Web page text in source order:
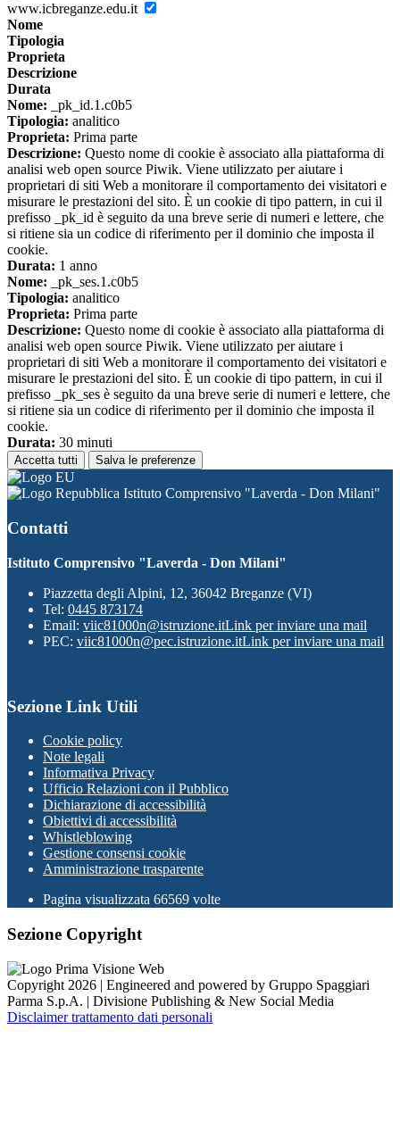
www.icbreganze.edu.it
Nome
Tipologia
Proprieta
Descrizione
Durata
Nome: _pk_id.1.c0b5
Tipologia: analitico
Proprieta: Prima parte
Descrizione: Questo nome di cookie è associato alla piattaforma di
analisi web open source Piwik. Viene utilizzato per aiutare i
proprietari di siti Web a monitorare il comportamento dei visitatori e
misurare le prestazioni del sito. È un cookie di tipo pattern, in cui il
prefisso _pk_id è seguito da una breve serie di numeri e lettere, che
si ritiene sia un codice di riferimento per il dominio che imposta il
cookie.
Durata: 1 anno
Nome: _pk_ses.1.c0b5
Tipologia: analitico
Proprieta: Prima parte
Descrizione: Questo nome di cookie è associato alla piattaforma di
analisi web open source Piwik. Viene utilizzato per aiutare i
proprietari di siti Web a monitorare il comportamento dei visitatori e
misurare le prestazioni del sito. È un cookie di tipo pattern, in cui il
prefisso _pk_ses è seguito da una breve serie di numeri e lettere, che
si ritiene sia un codice di riferimento per il dominio che imposta il
cookie.
Durata: 30 minuti
Accetta tutti Salva le preferenze
Istituto Comprensivo "Laverda - Don Milani"
Contatti
Istituto Comprensivo "Laverda - Don Milani"
Piazzetta degli Alpini, 12, 36042 Breganze (VI)
Tel: 0445 873174
Email: viic81000n@istruzione.itLink per inviare una mail
PEC: viic81000n@pec.istruzione.itLink per inviare una mail
Sezione Link Utili
Cookie policy
Note legali
Informativa Privacy
Ufficio Relazioni con il Pubblico
Dichiarazione di accessibilità
Obiettivi di accessibilità
Whistleblowing
Gestione consensi cookie
Amministrazione trasparente
Pagina visualizzata 66569 volte
Sezione Copyright
Copyright 2026 | Engineered and powered by Gruppo Spaggiari
Parma S.p.A. | Divisione Publishing & New Social Media
Disclaimer trattamento dati personali